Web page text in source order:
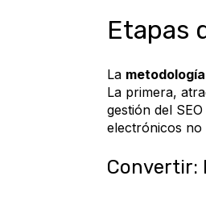
Etapas
La
La primera,
gestión del
electrónicos no
Convertir: